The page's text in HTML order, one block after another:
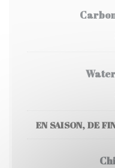
EN SAISON, DE